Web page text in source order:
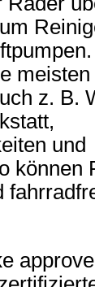
meisten
z. B.
und
können